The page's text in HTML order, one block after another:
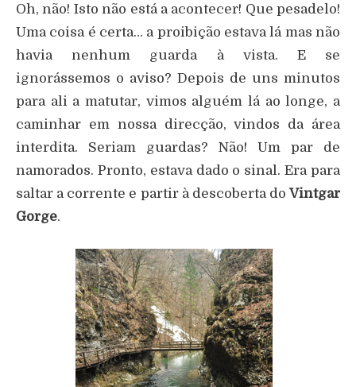
Oh, não! Isto não está a acontecer! Que pesadelo!
Uma coisa é certa… a proibição estava lá mas não
havia nenhum guarda à vista. E se
ignorássemos o aviso? Depois de uns minutos
para ali a matutar, vimos alguém lá ao longe, a
caminhar em nossa direcção, vindos da área
interdita. Seriam guardas? Não! Um par de
namorados. Pronto, estava dado o sinal. Era para
saltar a corrente e partir à descoberta do Vintgar
Gorge.